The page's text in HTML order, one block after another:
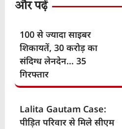
और पढ़ें
100 से ज्यादा साइबर
शिकायतें, 30 करोड़ का
संदिग्ध लेनदेन… 35
गिरफ्तार
Lalita Gautam Case:
पीड़ित परिवार से मिले सीएम